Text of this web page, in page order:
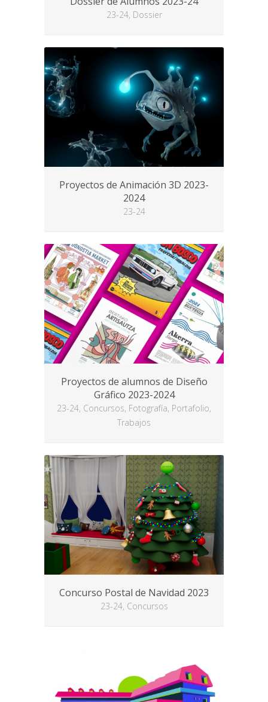
23-24, Dossier
Proyectos de Animación 3D 2023-
2024
23-24
Proyectos de alumnos de Diseño
Gráfico 2023-2024
23-24, Concursos, Fotografía, Portafolio,
Trabajos
Concurso Postal de Navidad 2023
23-24, Concursos